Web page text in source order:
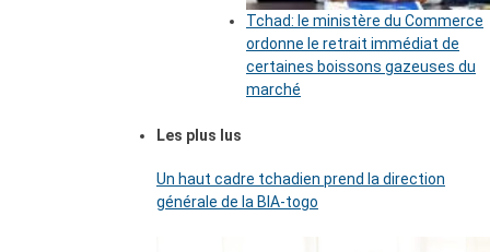
Tchad: le ministère du Commerce
ordonne le retrait immédiat de
certaines boissons gazeuses du
marché
Les plus lus
Un haut cadre tchadien prend la direction
générale de la BIA-togo